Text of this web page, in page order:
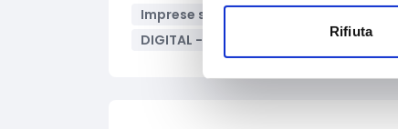
Rifiuta
Imprese sociali/Società benefit
DIGITAL - Programma Digital Europe